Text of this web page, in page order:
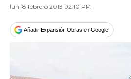
lun 18 febrero 2013 02:10 PM
Añadir Expansión Obras en Google